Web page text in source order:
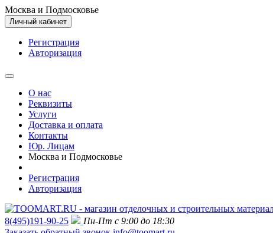
Москва и Подмосковье
Личный кабинет
Регистрация
Авторизация
О нас
Реквизиты
Услуги
Доставка и оплата
Контакты
Юр. Лицам
Москва и Подмосковье
Регистрация
Авторизация
8(495)191-90-25
Пн-Пт с 9:00 до 18:30